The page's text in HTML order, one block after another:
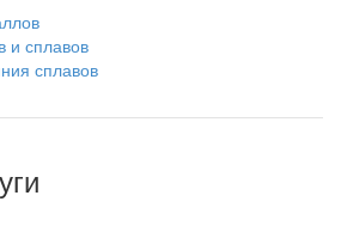
и сплавов
сплавов